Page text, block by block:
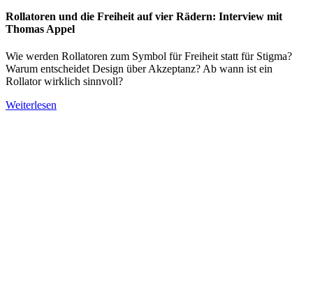
Rollatoren und die Freiheit auf vier Rädern: Interview mit
Thomas Appel
Wie werden Rollatoren zum Symbol für Freiheit statt für Stigma?
Warum entscheidet Design über Akzeptanz? Ab wann ist ein
Rollator wirklich sinnvoll?
Weiterlesen